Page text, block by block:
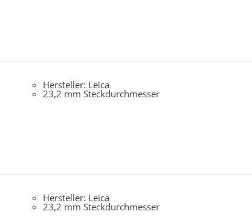
Hersteller: Leica
23,2 mm Steckdurchmesser
Hersteller: Leica
23,2 mm Steckdurchmesser